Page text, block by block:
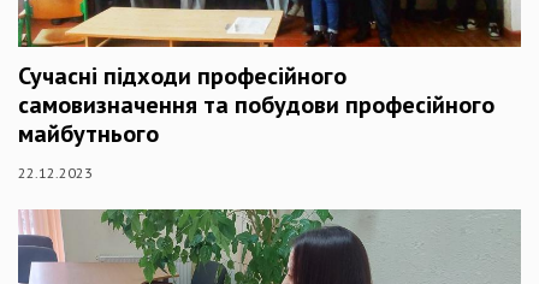
Сучасні підходи професійного
самовизначення та побудови професійного
майбутнього
22.12.2023